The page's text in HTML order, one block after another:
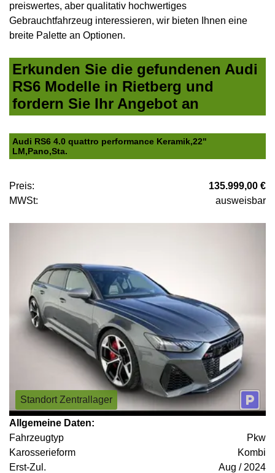
preiswertes, aber qualitativ hochwertiges
Gebrauchtfahrzeug interessieren, wir bieten Ihnen eine
breite Palette an Optionen.
Erkunden Sie die gefundenen Audi
RS6 Modelle in Rietberg und
fordern Sie Ihr Angebot an
Audi RS6 4.0 quattro performance Keramik,22"
LM,Pano,Sta.
Preis:
135.999,00 €
MWSt:
ausweisbar
Standort Zentrallager
Allgemeine Daten:
Fahrzeugtyp
Pkw
Karosserieform
Kombi
Erst-Zul.
Aug / 2024